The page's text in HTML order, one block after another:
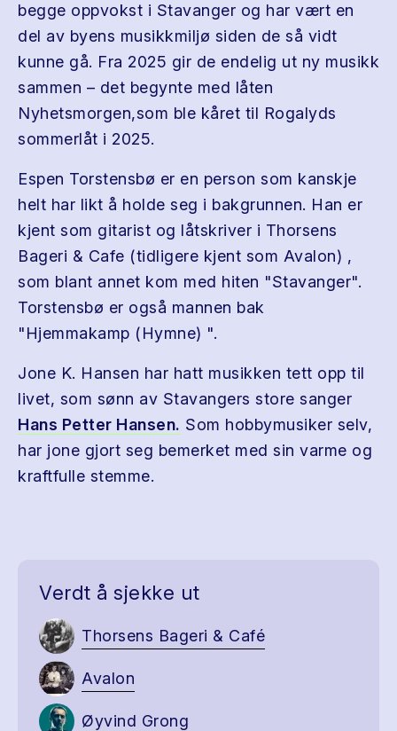
begge oppvokst i Stavanger og har vært en
del av byens musikkmiljø siden de så vidt
kunne gå. Fra 2025 gir de endelig ut ny musikk
sammen – det begynte med låten
Nyhetsmorgen,som ble kåret til Rogalyds
sommerlåt i 2025.
Espen Torstensbø er en person som kanskje
helt har likt å holde seg i bakgrunnen. Han er
kjent som gitarist og låtskriver i Thorsens
Bageri & Cafe (tidligere kjent som Avalon) ,
som blant annet kom med hiten "Stavanger".
Torstensbø er også mannen bak
"Hjemmakamp (Hymne) ".
Jone K. Hansen har hatt musikken tett opp til
livet, som sønn av Stavangers store sanger
Hans Petter Hansen. Som hobbymusiker selv,
har jone gjort seg bemerket med sin varme og
kraftfulle stemme.
Verdt å sjekke ut
Thorsens Bageri & Café
Avalon
Øyvind Grong